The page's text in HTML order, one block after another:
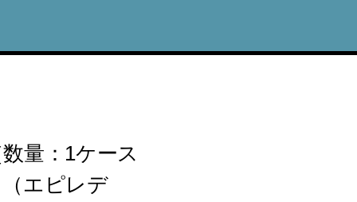
量：1ケース
エピレデ